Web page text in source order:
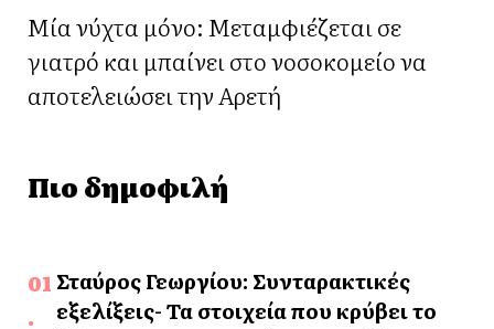
Μία νύχτα μόνο: Μεταμφιέζεται σε
γιατρό και μπαίνει στο νοσοκομείο να
αποτελειώσει την Αρετή
Πιο δημοφιλή
Σταύρος Γεωργίου: Συνταρακτικές
εξελίξεις- Τα στοιχεία που κρύβει το